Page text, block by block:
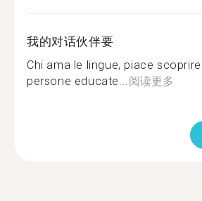
我的对话伙伴要
Chi ama le lingue, piace
persone educate...阅读更多